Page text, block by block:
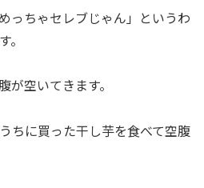
っちゃセレブじゃん」というわ
が空いてきます。
ちに買った干し芋を食べて空腹